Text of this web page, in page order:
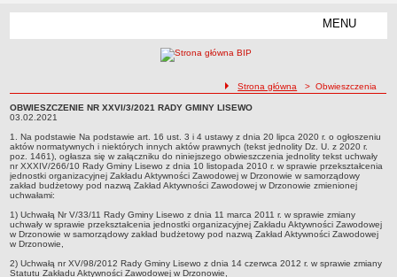
MENU
INFORMACJA DLA OSÓB NIESŁYSZĄCYCH
Ogłoszenia
Nabory na wolne stanowiska
NASZA GMINA
Lokalizacja
Podstawowe informacje
Dane statystyczne
Strategia rozwoju
ścieżka nawigacji
Strona główna > Obwieszczenia
OBWIESZCZENIE NR XXVI/3/2021 RADY GMINY LISEWO03.02.2021
OBWIESZCZENIE NR XXVI/3/2021 RADY GMINY LISEWO
03.02.2021
1. Na podstawie Na podstawie art. 16 ust. 3 i 4 ustawy z dnia 20 lipca 2020 r. o ogłoszeniu
aktów normatywnych i niektórych innych aktów prawnych (tekst jednolity Dz. U. z 2020 r.
poz. 1461), ogłasza się w załączniku do niniejszego obwieszczenia jednolity tekst uchwały
nr XXXIV/266/10 Rady Gminy Lisewo z dnia 10 listopada 2010 r. w sprawie przekształcenia
jednostki organizacyjnej Zakładu Aktywności Zawodowej w Drzonowie w samorządowy
zakład budżetowy pod nazwą Zakład Aktywności Zawodowej w Drzonowie zmienionej
uchwałami:
1) Uchwałą Nr V/33/11 Rady Gminy Lisewo z dnia 11 marca 2011 r. w sprawie zmiany
uchwały w sprawie przekształcenia jednostki organizacyjnej Zakładu Aktywności Zawodowej
w Drzonowie w samorządowy zakład budżetowy pod nazwą Zakład Aktywności Zawodowej
w Drzonowie,
2) Uchwałą nr XV/98/2012 Rady Gminy Lisewo z dnia 14 czerwca 2012 r. w sprawie zmiany
Statutu Zakładu Aktywności Zawodowej w Drzonowie,